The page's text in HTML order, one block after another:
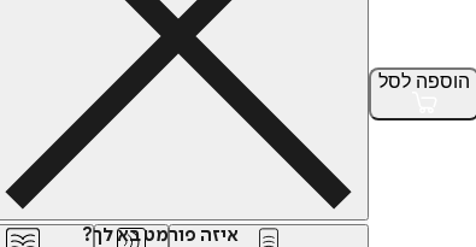
הוספה לסל
איזה פורמט בא לך?